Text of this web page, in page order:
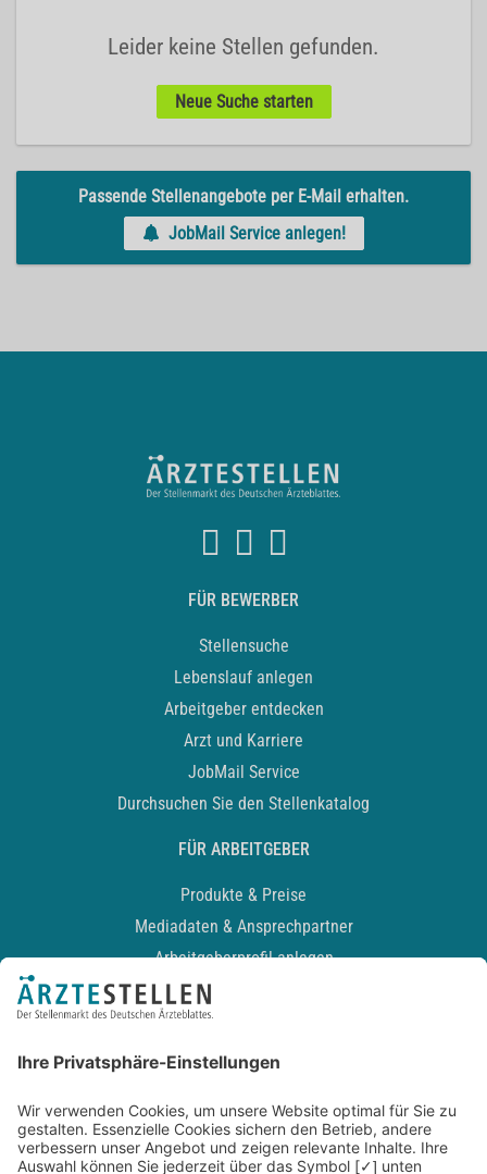
Leider keine Stellen gefunden.
Neue Suche starten
Passende Stellenangebote per E-Mail erhalten.
JobMail Service anlegen!
FÜR BEWERBER
Stellensuche
Lebenslauf anlegen
Arbeitgeber entdecken
Arzt und Karriere
JobMail Service
Durchsuchen Sie den Stellenkatalog
FÜR ARBEITGEBER
Produkte & Preise
Mediadaten & Ansprechpartner
Arbeitgeberprofil anlegen
Recruiting-Podcast
Kontakt
Datenschutz